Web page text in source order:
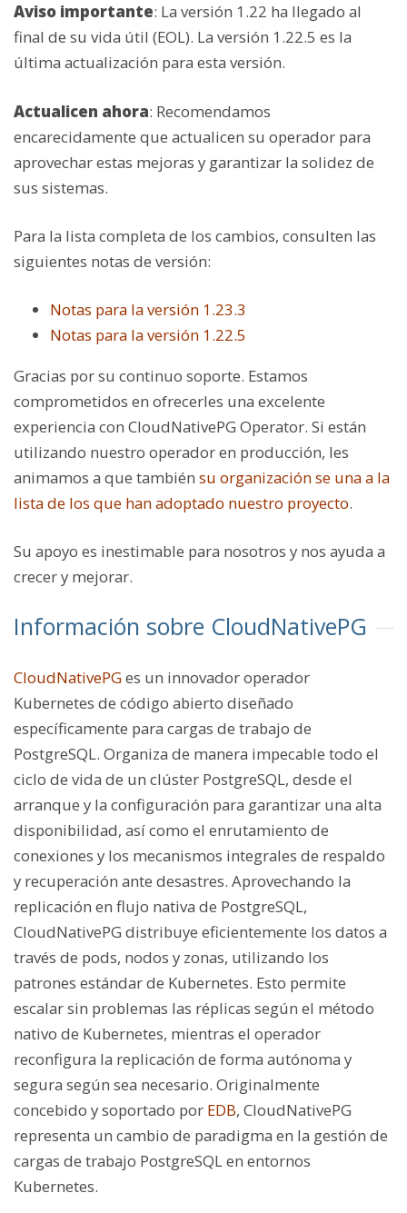
Aviso importante: La versión 1.22 ha llegado al
final de su vida útil (EOL). La versión 1.22.5 es la
última actualización para esta versión.
Actualicen ahora: Recomendamos
encarecidamente que actualicen su operador para
aprovechar estas mejoras y garantizar la solidez de
sus sistemas.
Para la lista completa de los cambios, consulten las
siguientes notas de versión:
Notas para la versión 1.23.3
Notas para la versión 1.22.5
Gracias por su continuo soporte. Estamos
comprometidos en ofrecerles una excelente
experiencia con CloudNativePG Operator. Si están
utilizando nuestro operador en producción, les
animamos a que también su organización se una a la
lista de los que han adoptado nuestro proyecto.
Su apoyo es inestimable para nosotros y nos ayuda a
crecer y mejorar.
Información sobre CloudNativePG
CloudNativePGes un innovador operador
Kubernetes de código abierto diseñado
específicamente para cargas de trabajo de
PostgreSQL. Organiza de manera impecable todo el
ciclo de vida de un clúster PostgreSQL, desde el
arranque y la configuración para garantizar una alta
disponibilidad, así como el enrutamiento de
conexiones y los mecanismos integrales de respaldo
y recuperación ante desastres. Aprovechando la
replicación en flujo nativa de PostgreSQL,
CloudNativePG distribuye eficientemente los datos a
través de pods, nodos y zonas, utilizando los
patrones estándar de Kubernetes. Esto permite
escalar sin problemas las réplicas según el método
nativo de Kubernetes, mientras el operador
reconfigura la replicación de forma autónoma y
segura según sea necesario. Originalmente
concebido y soportado por EDB, CloudNativePG
representa un cambio de paradigma en la gestión de
cargas de trabajo PostgreSQL en entornos
Kubernetes.